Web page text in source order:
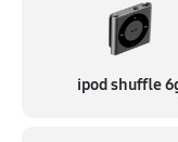
ipod shuffle